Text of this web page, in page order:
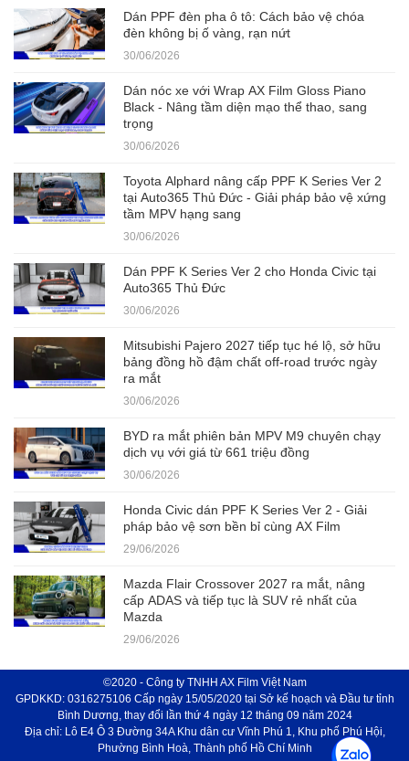
Dán PPF đèn pha ô tô: Cách bảo vệ chóa
đèn không bị ố vàng, rạn nứt
30/06/2026
Dán nóc xe với Wrap AX Film Gloss Piano
Black - Nâng tầm diện mạo thể thao, sang
trọng
30/06/2026
Toyota Alphard nâng cấp PPF K Series Ver 2
tại Auto365 Thủ Đức - Giải pháp bảo vệ xứng
tầm MPV hạng sang
30/06/2026
Dán PPF K Series Ver 2 cho Honda Civic tại
Auto365 Thủ Đức
30/06/2026
Mitsubishi Pajero 2027 tiếp tục hé lộ, sở hữu
bảng đồng hồ đậm chất off-road trước ngày
ra mắt
30/06/2026
BYD ra mắt phiên bản MPV M9 chuyên chạy
dịch vụ với giá từ 661 triệu đồng
30/06/2026
Honda Civic dán PPF K Series Ver 2 - Giải
pháp bảo vệ sơn bền bỉ cùng AX Film
29/06/2026
Mazda Flair Crossover 2027 ra mắt, nâng
cấp ADAS và tiếp tục là SUV rẻ nhất của
Mazda
29/06/2026
©2020 - Công ty TNHH AX Film Việt Nam
GPDKKD: 0316275106 Cấp ngày 15/05/2020 tại Sở kế hoạch và Đầu tư tỉnh
Bình Dương, thay đổi lần thứ 4 ngày 12 tháng 09 năm 2024
Địa chỉ: Lô E4 Ô 3 Đường 34A Khu dân cư Vĩnh Phú 1, Khu phố Phú Hội,
Phường Bình Hoà, Thành phố Hồ Chí Minh